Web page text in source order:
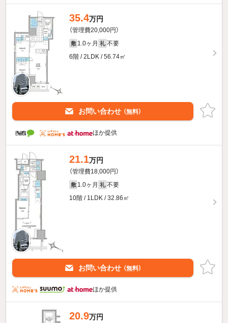
35.4万円
（管理費20,000円）
敷 1.0ヶ月 礼 不要
6階 / 2LDK / 56.74㎡
お問い合わせ （無料）
ほか提供
21.1万円
（管理費18,000円）
敷 1.0ヶ月 礼 不要
10階 / 1LDK / 32.86㎡
お問い合わせ （無料）
ほか提供
20.9万円